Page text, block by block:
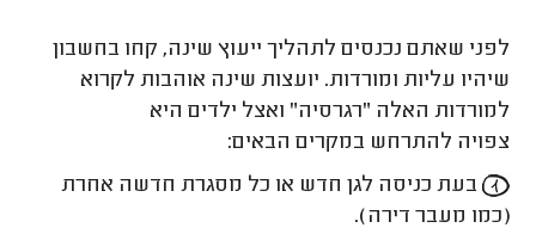
לפני שאתם נכנסים לתהליך ייעוץ שינה, קחו בחשבון
שיהיו עליות ומורדות. יועצות שינה אוהבות לקרוא
למורדות האלה "רגרסיה" ואצל ילדים היא
צפויה להתרחש במקרים הבאים:
בעת כניסה לגן חדש או כל מסגרת חדשה אחרת
(כמו מעבר דירה).